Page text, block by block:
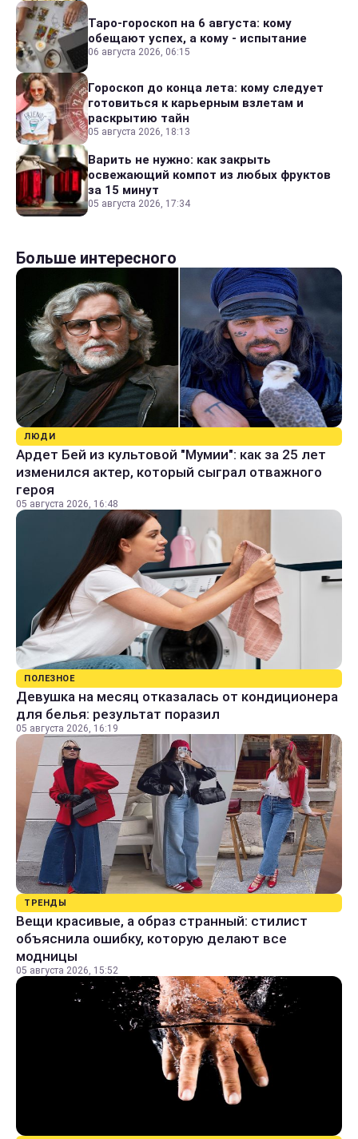
Таро-гороскоп на 6 августа: кому
обещают успех, а кому - испытание
06 августа 2026, 06:15
Гороскоп до конца лета: кому следует
готовиться к карьерным взлетам и
раскрытию тайн
05 августа 2026, 18:13
Варить не нужно: как закрыть
освежающий компот из любых фруктов
за 15 минут
05 августа 2026, 17:34
Больше интересного
ЛЮДИ
Ардет Бей из культовой "Мумии": как за 25 лет
изменился актер, который сыграл отважного
героя
05 августа 2026, 16:48
ПОЛЕЗНОЕ
Девушка на месяц отказалась от кондиционера
для белья: результат поразил
05 августа 2026, 16:19
ТРЕНДЫ
Вещи красивые, а образ странный: стилист
объяснила ошибку, которую делают все
модницы
05 августа 2026, 15:52